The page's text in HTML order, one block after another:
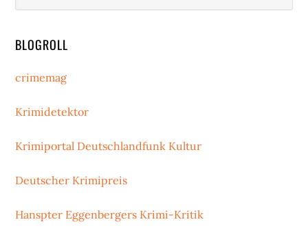
BLOGROLL
crimemag
Krimidetektor
Krimiportal Deutschlandfunk Kultur
Deutscher Krimipreis
Hanspter Eggenbergers Krimi-Kritik